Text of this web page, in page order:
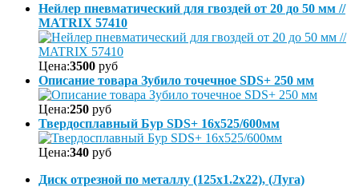
Нейлер пневматический для гвоздей от 20 до 50 мм //
MATRIX 57410
Цена:3500 руб
Описание товара Зубило точечное SDS+ 250 мм
Цена:250 руб
Твердосплавный Бур SDS+ 16х525/600мм
Цена:340 руб
Диск отрезной по металлу (125х1.2х22), (Луга)